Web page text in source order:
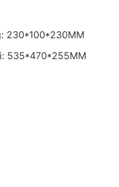
230*100*230MM
535*470*255MM